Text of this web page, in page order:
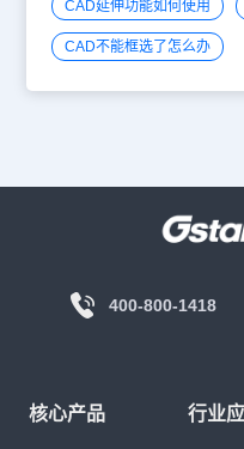
CAD延伸功能如何使用
CAD不能框选了怎么办
400-800-1418
核心产品 行业